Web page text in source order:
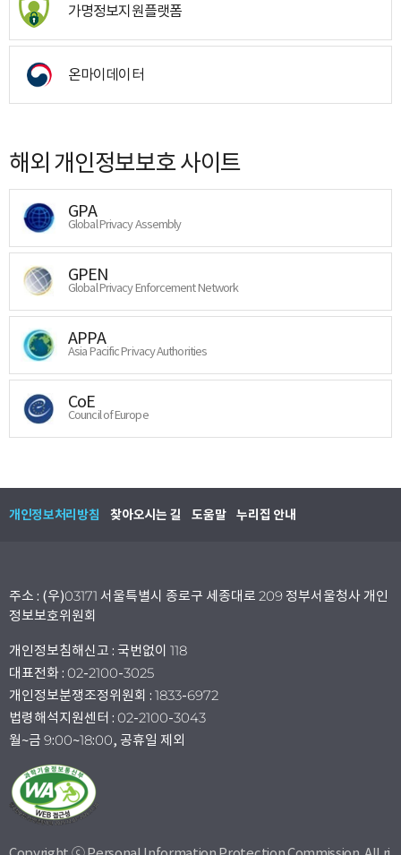
가명정보지원플랫폼
온마이데이터
해외 개인정보보호 사이트
GPA
Global Privacy Assembly
GPEN
Global Privacy Enforcement Network
APPA
Asia Pacific Privacy Authorities
CoE
Council of Europe
개인정보처리방침 찾아오시는 길 도움말 누리집 안내
주소 : (우)03171 서울특별시 종로구 세종대로 209 정부서울청사 개인
정보보호위원회
개인정보침해신고 : 국번없이 118
대표전화 : 02-2100-3025
개인정보분쟁조정위원회 : 1833-6972
법령해석지원센터 : 02-2100-3043
월~금 9:00~18:00, 공휴일 제외